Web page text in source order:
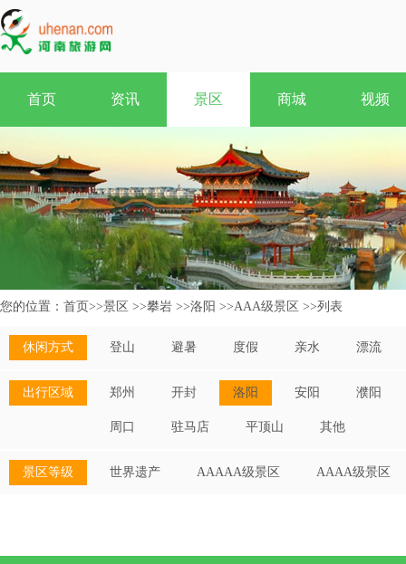
首页 资讯 景区 商城 视频
您的位置： 首页>>景区 >>攀岩 >>洛阳 >>AAA级景区 >>列表
休闲方式 登山 避暑 度假 亲水 漂流
出行区域 郑州 开封 洛阳 安阳 濮阳
周口 驻马店 平顶山 其他
景区等级 世界遗产 AAAAA级景区 AAAA级景区